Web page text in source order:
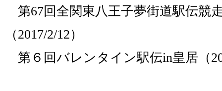
第67回全関東八王子夢街道駅伝競
（2017/2/12）
第６回バレンタイン駅伝in皇居（